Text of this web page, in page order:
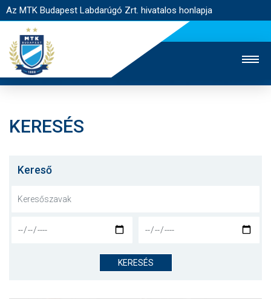
Az MTK Budapest Labdarúgó Zrt. hivatalos honlapja
JEGYÉRTÉKESÍTÉS
NYITÓLAP
CSAPATOK
KERESÉS
Kereső
KERESÉS